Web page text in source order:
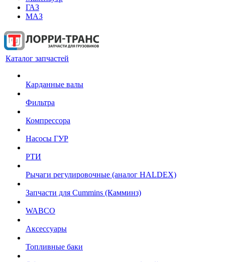
ГАЗ
МАЗ
Каталог запчастей
Карданные валы
Фильтра
Компрессора
Насосы ГУР
РТИ
Рычаги регулировочные (аналог HALDEX)
Запчасти для Cummins (Камминз)
WABCO
Аксессуары
Топливные баки